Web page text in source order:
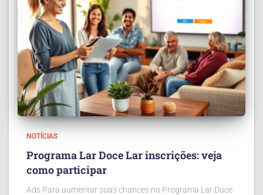
NOTÍCIAS
Programa Lar Doce Lar inscrições: veja
como participar
Ads Para aumentar suas chances no Programa Lar Doce